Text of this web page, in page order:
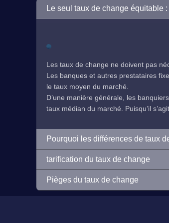
Le seul taux de change équitable
Les taux de change ne doivent pas
Les banques et autres prestataires
le taux moyen du marché.
D’une manière générale, les
taux médian du marché. Puisqu’il
Pourquoi les différences de taux
tarification du taux de change
Pièges du taux de change